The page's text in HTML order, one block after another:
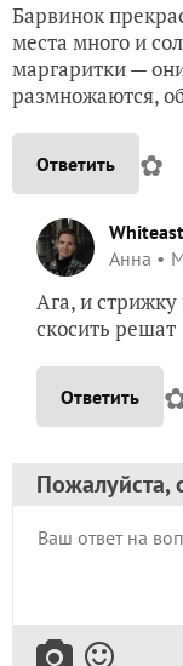
Барвинок
места много и
маргаритки —
размножаются,
Ответить ✿
Анна
Ага, и стрижку
скосить решат
Ответить
Пожалуйста,